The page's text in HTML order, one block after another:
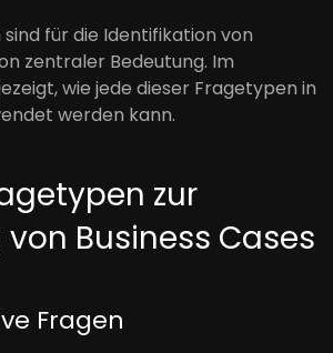
für die Identifikation von
zentraler Bedeutung. Im
wie jede dieser Fragetypen in
werden kann.
zur
Business Cases
Fragen